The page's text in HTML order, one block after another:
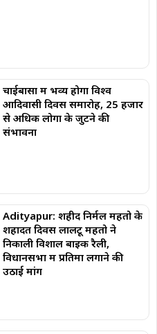
चाईबासा में भव्य होगा विश्व
आदिवासी दिवस समारोह, 25 हजार
से अधिक लोगों के जुटने की
संभावना
Adityapur: शहीद निर्मल महतो के
शहादत दिवस लालटू महतो ने
निकाली विशाल बाइक रैली,
विधानसभा में प्रतिमा लगाने की
उठाई मांग